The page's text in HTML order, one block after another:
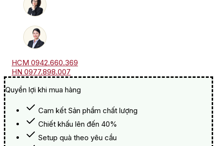
HCM 0942.660.369
HN 0977.898.007
Quyền lợi khi mua hàng
Cam kết Sản phẩm chất lượng
Chiết khấu lên đến 40%
Setup quà theo yêu cầu